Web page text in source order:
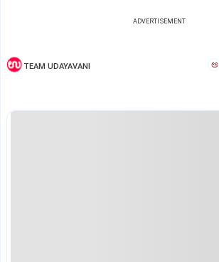
ADVERTISEMENT
TEAM UDAYAVANI ಅ